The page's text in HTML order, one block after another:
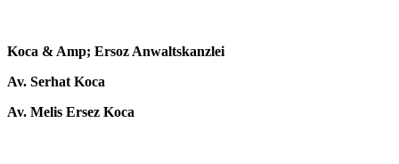
Koca & Amp; Ersoz Anwaltskanzlei
Av. Serhat Koca
Av. Melis Ersez Koca